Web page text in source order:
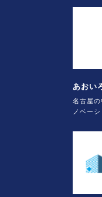
あおい
名古屋の
ノベー